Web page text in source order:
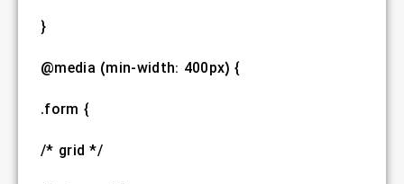
}
@media (min-width: 400px) {
.form {
/* grid */